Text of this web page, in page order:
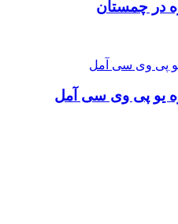
در چمستان
یو پی وی سی آمل